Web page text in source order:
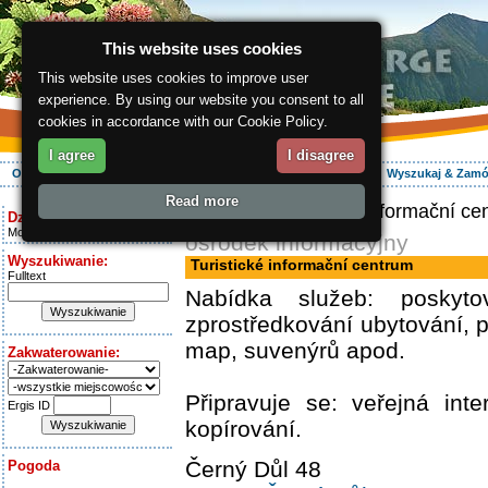
O regionie Aktywnie Zakwaterowanie Wyszukaj &
Dziś jest:
Monday 10.08.2026
Wyszukiwanie:
Fulltext
Zakwaterowanie:
Ergis ID
Pogoda
ergis.cz > Turistické informační
ośrodek informacyjny
Turistické informační centrum
Nabídka služeb:
zprostředkování ubytování,
map, suvenýrů apod.
Připravuje se: veřejná
kopírování.
Černý Důl 48
This website uses cookies
This website uses cookies to improve user
experience. By using our website you consent to all
cookies in accordance with our Cookie Policy.
I agree I disagree
Read more